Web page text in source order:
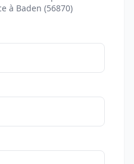
à Baden (56870)